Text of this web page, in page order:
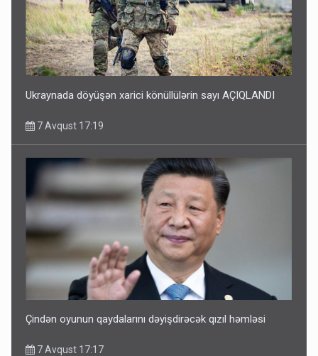
Ukraynada döyüşən xarici könüllülərin sayı AÇIQLANDI
7 Avqust 17:19
Çindən oyunun qaydalarını dəyişdirəcək qızıl həmləsi
7 Avqust 17:17